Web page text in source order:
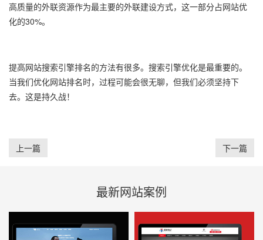
高质量的外联资源作为最主要的外联建设方式，这一部分占网站优
化的30%。
提高网站搜索引擎排名的方法有很多。搜索引擎优化是最重要的。
当我们优化网站排名时，过程可能会很无聊，但我们必须坚持下
去。这是持久战！
上一篇 下一篇
最新网站案例